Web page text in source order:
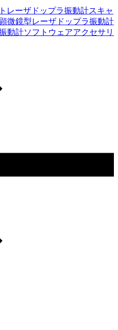
レーザドップラ振動計スキャ
微鏡型レーザドップラ振動計
動計ソフトウェアアクセサリ